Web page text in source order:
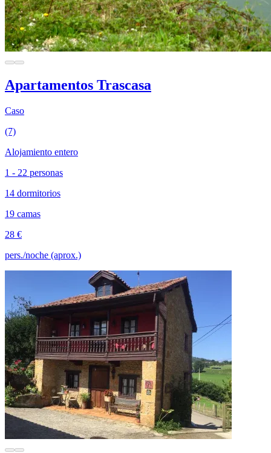
Apartamentos Trascasa
Caso
(7)
Alojamiento entero
1 - 22 personas
14 dormitorios
19 camas
28 €
pers./noche (aprox.)